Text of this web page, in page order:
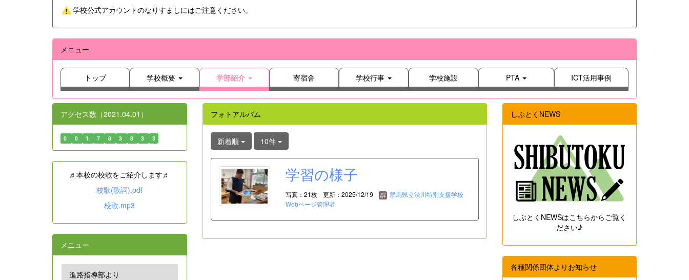
学校公式アカウントのなりすましにはご注意ください。
メニュー
トップ 学校概要 学部紹介 寄宿舎 学校行事 学校施設 PTA ICT活用事例
フォトアルバム
新着順 10件
学習の様子
写真：21枚 更新：2025/12/19
群馬県立渋川特別支援学校
Webページ管理者
アクセス数（2021.04.01）
0 0 1 7 8 3 8 3 3
♬本校の校歌をご紹介します♬
校歌(歌詞).pdf
校歌.mp3
メニュー
進路指導部より
しぶとくNEWS
しぶとくNEWSはこちらからご覧く
ださい♪
各種関係団体よりお知らせ